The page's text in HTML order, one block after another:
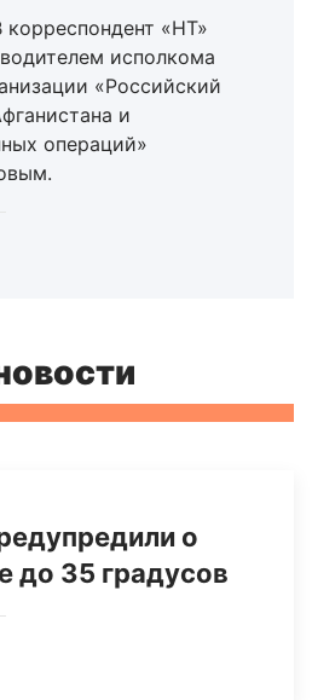
«НТ»
исполкома
«Российский
и
операций»
о
до 35 градусов